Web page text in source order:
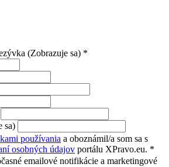
(Zobrazuje sa) *
sa)
používania a oboznámil/a som sa s
osobných údajov portálu XPravo.eu. *
emailové notifikácie a marketingové